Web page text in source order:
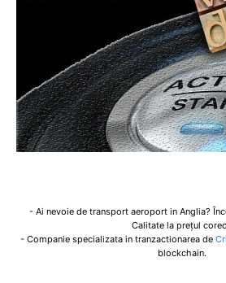
- Ai nevoie de transport aeroport in Anglia?
Calitate la prețul
- Companie specializata in tranzactionarea de
blockchain.